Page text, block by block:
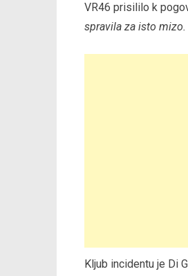
VR46 prisililo k
spravila za isto mizo.
Kljub incidentu je Di